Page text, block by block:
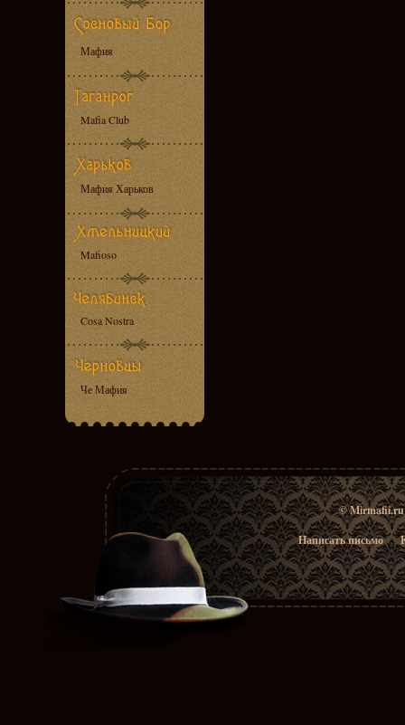
Мафия
Mafia Club
Мафия Харьков
Mafioso
Cosa Nostra
Че Мафия
© Mirmafii.ru
Написать письмо